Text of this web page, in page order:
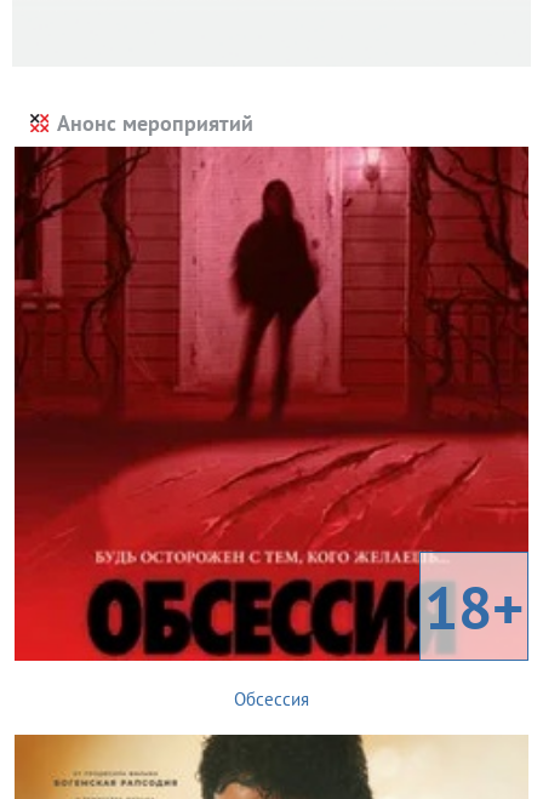
Анонс мероприятий
18+
Обсессия